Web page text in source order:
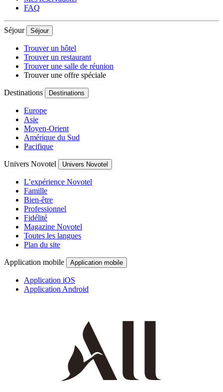
FAQ
Séjour Séjour
Trouver un hôtel
Trouver un restaurant
Trouver une salle de réunion
Trouver une offre spéciale
Destinations Destinations
Europe
Asie
Moyen-Orient
Amérique du Sud
Pacifique
Univers Novotel Univers Novotel
L’expérience Novotel
Famille
Bien-être
Professionnel
Fidélité
Magazine Novotel
Toutes les langues
Plan du site
Application mobile Application mobile
Application iOS
Application Android